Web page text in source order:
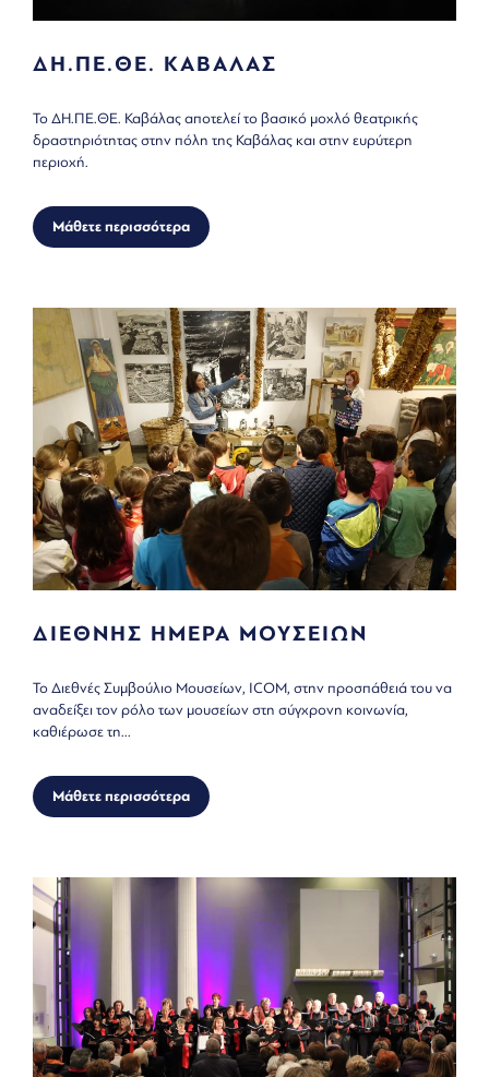
ΔΗ.ΠΕ.ΘΕ. ΚΑΒΑΛΑΣ
Το ΔΗ.ΠΕ.ΘΕ. Καβάλας αποτελεί το βασικό μοχλό θεατρικής
δραστηριότητας στην πόλη της Καβάλας και στην ευρύτερη
περιοχή.
Μάθετε περισσότερα
ΔΙΕΘΝΗΣ ΗΜΕΡΑ ΜΟΥΣΕΙΩΝ
Το Διεθνές Συμβούλιο Μουσείων, ICOM, στην προσπάθειά του να
αναδείξει τον ρόλο των μουσείων στη σύγχρονη κοινωνία,
καθιέρωσε τη...
Μάθετε περισσότερα